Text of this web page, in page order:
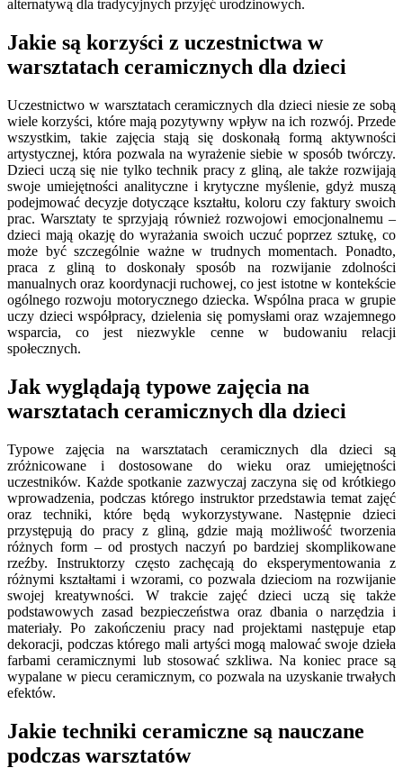
alternatywą dla tradycyjnych przyjęć urodzinowych.
Jakie są korzyści z uczestnictwa w
warsztatach ceramicznych dla dzieci
Uczestnictwo w warsztatach ceramicznych dla dzieci niesie ze sobą
wiele korzyści, które mają pozytywny wpływ na ich rozwój. Przede
wszystkim, takie zajęcia stają się doskonałą formą aktywności
artystycznej, która pozwala na wyrażenie siebie w sposób twórczy.
Dzieci uczą się nie tylko technik pracy z gliną, ale także rozwijają
swoje umiejętności analityczne i krytyczne myślenie, gdyż muszą
podejmować decyzje dotyczące kształtu, koloru czy faktury swoich
prac. Warsztaty te sprzyjają również rozwojowi emocjonalnemu –
dzieci mają okazję do wyrażania swoich uczuć poprzez sztukę, co
może być szczególnie ważne w trudnych momentach. Ponadto,
praca z gliną to doskonały sposób na rozwijanie zdolności
manualnych oraz koordynacji ruchowej, co jest istotne w kontekście
ogólnego rozwoju motorycznego dziecka. Wspólna praca w grupie
uczy dzieci współpracy, dzielenia się pomysłami oraz wzajemnego
wsparcia, co jest niezwykle cenne w budowaniu relacji
społecznych.
Jak wyglądają typowe zajęcia na
warsztatach ceramicznych dla dzieci
Typowe zajęcia na warsztatach ceramicznych dla dzieci są
zróżnicowane i dostosowane do wieku oraz umiejętności
uczestników. Każde spotkanie zazwyczaj zaczyna się od krótkiego
wprowadzenia, podczas którego instruktor przedstawia temat zajęć
oraz techniki, które będą wykorzystywane. Następnie dzieci
przystępują do pracy z gliną, gdzie mają możliwość tworzenia
różnych form – od prostych naczyń po bardziej skomplikowane
rzeźby. Instruktorzy często zachęcają do eksperymentowania z
różnymi kształtami i wzorami, co pozwala dzieciom na rozwijanie
swojej kreatywności. W trakcie zajęć dzieci uczą się także
podstawowych zasad bezpieczeństwa oraz dbania o narzędzia i
materiały. Po zakończeniu pracy nad projektami następuje etap
dekoracji, podczas którego mali artyści mogą malować swoje dzieła
farbami ceramicznymi lub stosować szkliwa. Na koniec prace są
wypalane w piecu ceramicznym, co pozwala na uzyskanie trwałych
efektów.
Jakie techniki ceramiczne są nauczane
podczas warsztatów